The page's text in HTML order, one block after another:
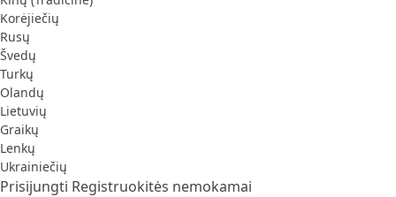
Korėjiečių
Rusų
Švedų
Turkų
Olandų
Lietuvių
Graikų
Lenkų
Ukrainiečių
Prisijungti Registruokitės nemokamai